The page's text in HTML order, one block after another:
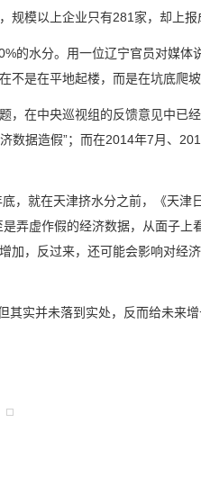
模以上企业只有281家，却上报
水分。用一位辽宁官员对媒体
不是在平地起楼，而是在坑底爬
在中央巡视组的反馈意见中已
数据造假”；而在2014年7月、
就在天津挤水分之前，《天津
弄虚作假的经济数据，从面子
加，反过来，还可能会影响对经
实并未落到实处，反而给未来